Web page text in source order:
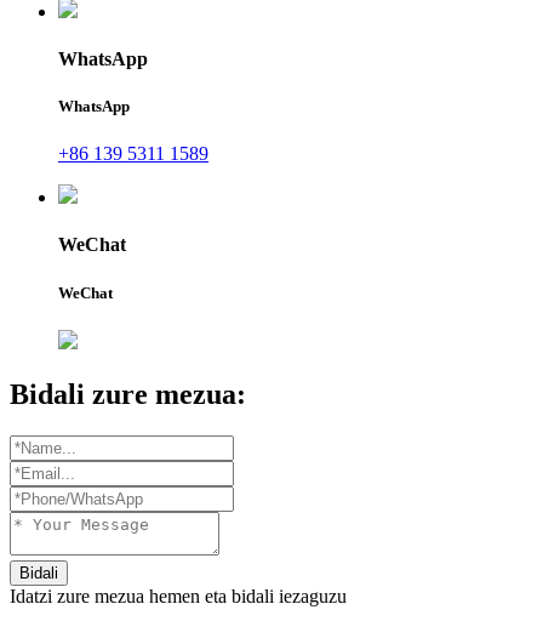
WhatsApp
WhatsApp
+86 139 5311 1589
WeChat
WeChat
Bidali zure mezua:
Bidali
Idatzi zure mezua hemen eta bidali iezaguzu